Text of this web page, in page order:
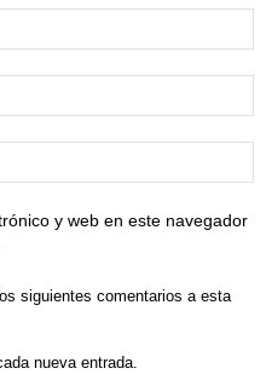
y web en este navegador
siguientes comentarios a esta
nueva entrada.